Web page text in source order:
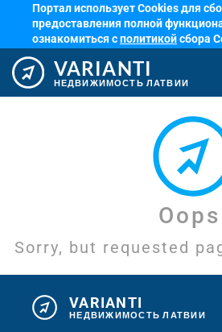
Портал использует Cookies для
предоставления полной
ознакомиться сполитикойсбора
VARIANTI
НЕДВИЖИМОСТЬ ЛАТВИИ
Sorry, but requested
VARIANTI
НЕДВИЖИМОСТЬ ЛАТВИИ